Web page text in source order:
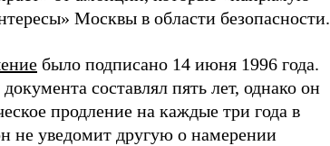
Москвы в области безопасности.
было подписано 14 июня 1996 года.
составлял пять лет, однако он
продление на каждые три года в
не уведомит другую о намерении